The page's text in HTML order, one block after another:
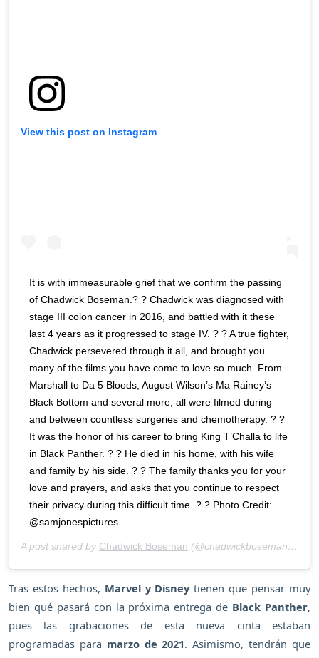
View this post on Instagram
It is with immeasurable grief that we confirm the passing
of Chadwick Boseman.? ? Chadwick was diagnosed with
stage III colon cancer in 2016, and battled with it these
last 4 years as it progressed to stage IV. ? ? A true fighter,
Chadwick persevered through it all, and brought you
many of the films you have come to love so much. From
Marshall to Da 5 Bloods, August Wilson’s Ma Rainey’s
Black Bottom and several more, all were filmed during
and between countless surgeries and chemotherapy. ? ?
It was the honor of his career to bring King T’Challa to life
in Black Panther. ? ? He died in his home, with his wife
and family by his side. ? ? The family thanks you for your
love and prayers, and asks that you continue to respect
their privacy during this difficult time. ? ? Photo Credit:
@samjonespictures
A post shared by Chadwick Boseman (@chadwickboseman) on
Tras estos hechos, Marvel y Disneytienen que pensar muy
bien qué pasará con la próxima entrega de Black Panther,
pues las grabaciones de esta nueva cinta estaban
programadas para marzo de 2021. Asimismo, tendrán que